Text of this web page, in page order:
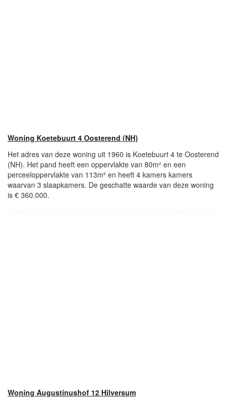
Woning Koetebuurt 4 Oosterend (NH)
Het adres van deze woning uit 1960 is Koetebuurt 4 te Oosterend
(NH). Het pand heeft een oppervlakte van 80m² en een
perceeloppervlakte van 113m² en heeft 4 kamers kamers
waarvan 3 slaapkamers. De geschatte waarde van deze woning
is € 360.000.
Woning Augustinushof 12 Hilversum